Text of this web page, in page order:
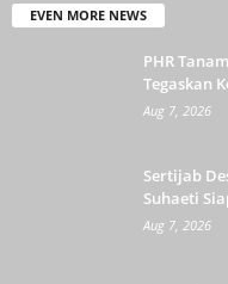
EVEN MORE NEWS
PHR
Tegaskan
Aug 7, 2026
Sertijab
Suhaeti
Aug 7, 2026